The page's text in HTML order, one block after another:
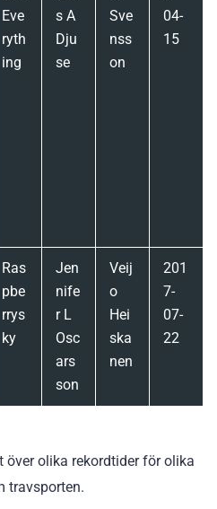
Eve
ryth
ing
s A
Dju
se
Sve
nss
on
04-
15
Ras
pbe
rrys
ky
Jen
nife
r L
Osc
ars
son
Veij
o
Hei
ska
nen
201
7-
07-
22
över olika rekordtider för olika
travsporten.